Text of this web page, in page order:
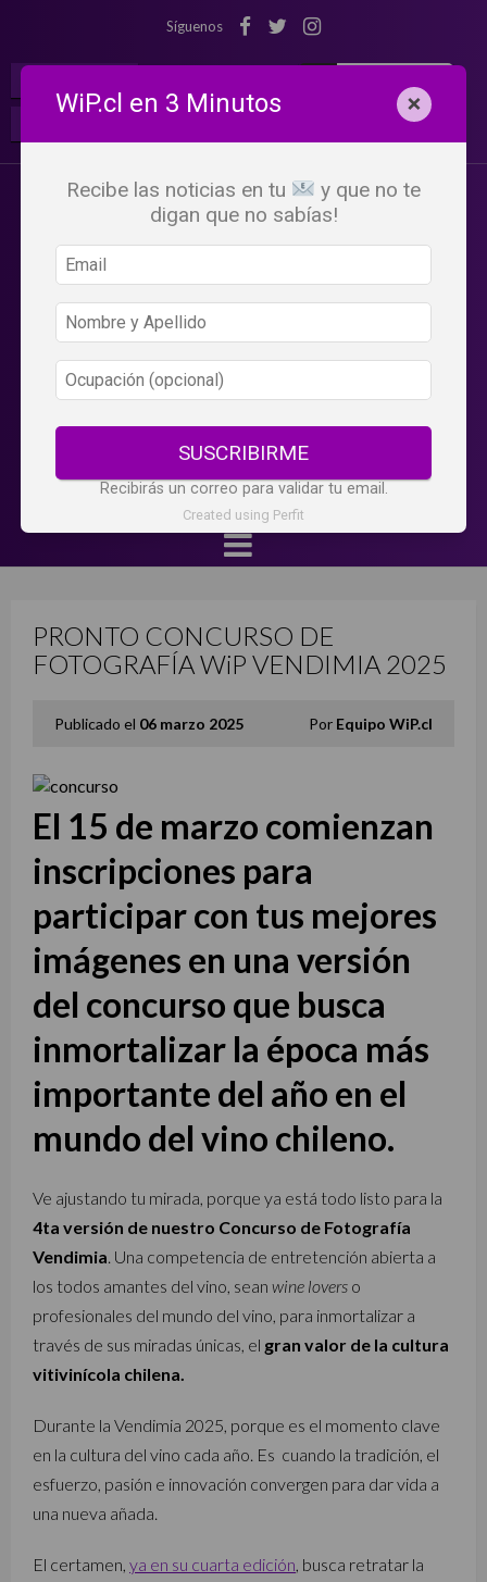
Síguenos
PRONTO CONCURSO DE
FOTOGRAFÍA WiP VENDIMIA 2025
Publicado el 06 marzo 2025 Por Equipo WiP.cl
El 15 de marzo comienzan
inscripciones para
participar con tus mejores
imágenes en una versión
del concurso que busca
inmortalizar la época más
importante del año en el
mundo del vino chileno.
Ve ajustando tu mirada, porque ya está todo listo para la
4ta versión de nuestro Concurso de Fotografía
Vendimia. Una competencia de entretención abierta a
los todos amantes del vino, sean wine lovers o
profesionales del mundo del vino, para inmortalizar a
través de sus miradas únicas, el gran valor de la cultura
vitivinícola chilena.
Durante la Vendimia 2025, porque es el momento clave
en la cultura del vino cada año. Es cuando la tradición, el
esfuerzo, pasión e innovación convergen para dar vida a
una nueva añada.
El certamen, ya en su cuarta edición, busca retratar la
WiP.cl en 3 Minutos ×
Recibe las noticias en tu
y que no te
digan que no sabías!
SUSCRIBIRME
Recibirás un correo para validar tu email.
Created using Perfit